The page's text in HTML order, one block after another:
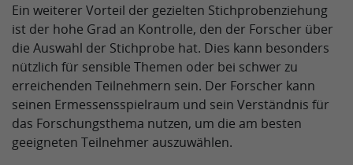
Ein weiterer Vorteil der gezielten Stichprobenziehung
ist der hohe Grad an Kontrolle, den der Forscher über
die Auswahl der Stichprobe hat. Dies kann besonders
nützlich für sensible Themen oder bei schwer zu
erreichenden Teilnehmern sein. Der Forscher kann
seinen Ermessensspielraum und sein Verständnis für
das Forschungsthema nutzen, um die am besten
geeigneten Teilnehmer auszuwählen.